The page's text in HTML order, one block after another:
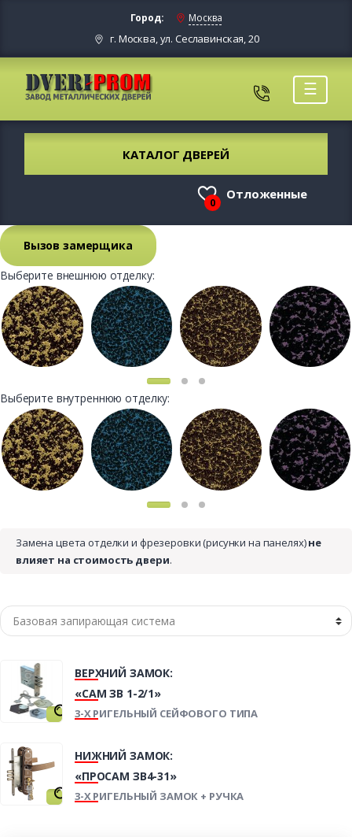
Город: Москва
г. Москва, ул. Сеславинская, 20
☰
КАТАЛОГ ДВЕРЕЙ
0
Отложенные
Вызов замерщика
Выберите внешнюю отделку:
Выберите внутреннюю отделку:
Замена цвета отделки и фрезеровки (рисунки на панелях)не
влияет на стоимость двери.
ВЕРХНИЙ ЗАМОК:
«САМ ЗВ 1-2/1»
3-Х РИГЕЛЬНЫЙ СЕЙФОВОГО ТИПА
НИЖНИЙ ЗАМОК:
«ПРОСАМ ЗВ4-31»
3-Х РИГЕЛЬНЫЙ ЗАМОК + РУЧКА